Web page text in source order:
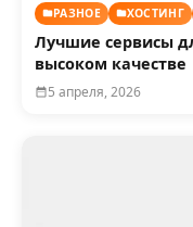
РАЗНОЕ ХОСТИНГ
Лучшие сервисы
высоком качестве
5 апреля, 2026